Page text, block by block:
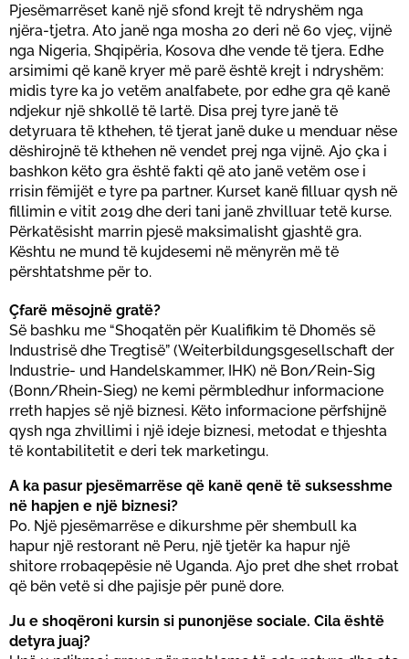
Pjesëmarrëset kanë një sfond krejt të ndryshëm nga
njëra-tjetra. Ato janë nga mosha 20 deri në 60 vjeç, vijnë
nga Nigeria, Shqipëria, Kosova dhe vende të tjera. Edhe
arsimimi që kanë kryer më parë është krejt i ndryshëm:
midis tyre ka jo vetëm analfabete, por edhe gra që kanë
ndjekur një shkollë të lartë. Disa prej tyre janë të
detyruara të kthehen, të tjerat janë duke u menduar nëse
dëshirojnë të kthehen në vendet prej nga vijnë. Ajo çka i
bashkon këto gra është fakti që ato janë vetëm ose i
rrisin fëmijët e tyre pa partner. Kurset kanë filluar qysh në
fillimin e vitit 2019 dhe deri tani janë zhvilluar tetë kurse.
Përkatësisht marrin pjesë maksimalisht gjashtë gra.
Kështu ne mund të kujdesemi në mënyrën më të
përshtatshme për to.
Çfarë mësojnë gratë?
Së bashku me “Shoqatën për Kualifikim të Dhomës së
Industrisë dhe Tregtisë” (Weiterbildungsgesellschaft der
Industrie- und Handelskammer, IHK) në Bon/Rein-Sig
(Bonn/Rhein-Sieg) ne kemi përmbledhur informacione
rreth hapjes së një biznesi. Këto informacione përfshijnë
qysh nga zhvillimi i një ideje biznesi, metodat e thjeshta
të kontabilitetit e deri tek marketingu.
A ka pasur pjesëmarrëse që kanë qenë të suksesshme
në hapjen e një biznesi?
Po. Një pjesëmarrëse e dikurshme për shembull ka
hapur një restorant në Peru, një tjetër ka hapur një
shitore rrobaqepësie në Uganda. Ajo pret dhe shet rrobat
që bën vetë si dhe pajisje për punë dore.
Ju e shoqëroni kursin si punonjëse sociale. Cila është
detyra juaj?